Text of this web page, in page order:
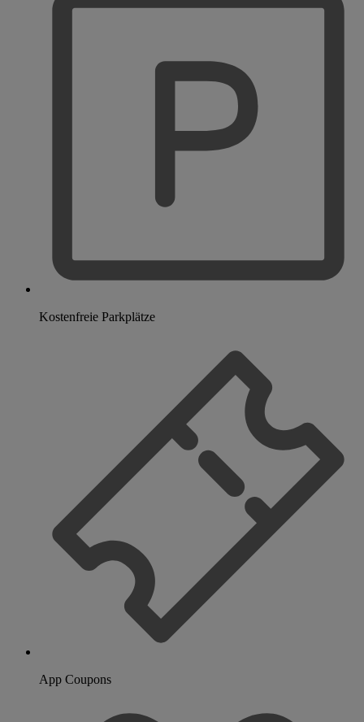
Kostenfreie Parkplätze
App Coupons